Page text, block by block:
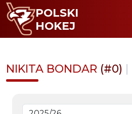
POLSKI
HOKEJ
NIKITA BONDAR (#0) |